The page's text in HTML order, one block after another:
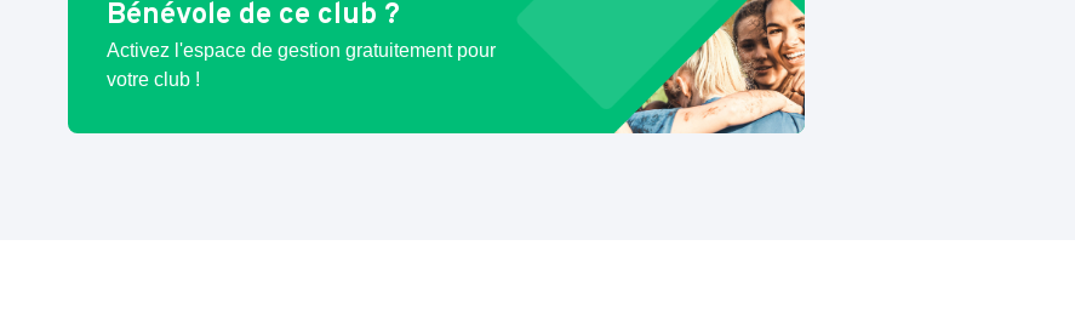
Bénévole de ce club ?
Activez l'espace de gestion gratuitement pour
votre club !